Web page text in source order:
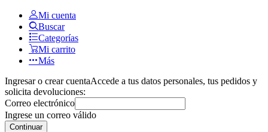
Mi cuenta
Buscar
Categorías
Mi carrito
Más
Ingresar o crear cuentaAccede a tus datos personales, tus pedidos y
solicita devoluciones:
Correo electrónico
Ingrese un correo válido
Continuar